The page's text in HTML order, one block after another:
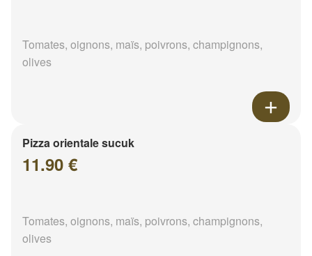
Tomates, oignons, maïs, poivrons, champignons,
olives
Pizza orientale sucuk
11.90 €
Tomates, oignons, maïs, poivrons, champignons,
olives